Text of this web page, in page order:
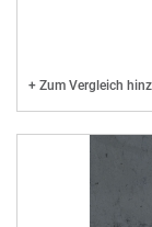
+ Zum Vergleich